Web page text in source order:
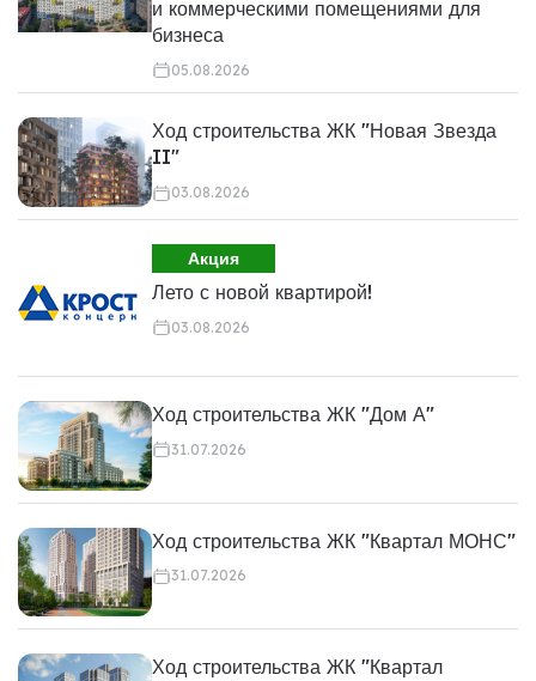
и коммерческими помещениями для
бизнеса
05.08.2026
Ход строительства ЖК "Новая Звезда
II"
03.08.2026
Акция
Лето с новой квартирой!
03.08.2026
Ход строительства ЖК "Дом А"
31.07.2026
Ход строительства ЖК "Квартал МОНС"
31.07.2026
Ход строительства ЖК "Квартал